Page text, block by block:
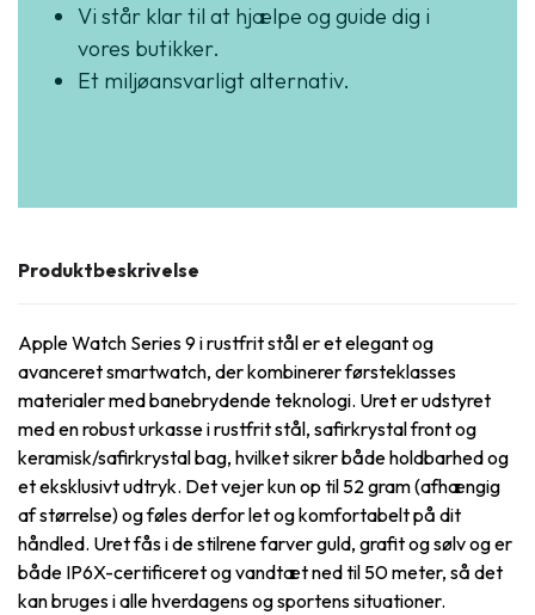
Vi står klar til at hjælpe og guide dig i
vores butikker.
Et miljøansvarligt alternativ.
Produktbeskrivelse
Apple Watch Series 9 i rustfrit stål er et elegant og
avanceret smartwatch, der kombinerer førsteklasses
materialer med banebrydende teknologi. Uret er udstyret
med en robust urkasse i rustfrit stål, safirkrystal front og
keramisk/safirkrystal bag, hvilket sikrer både holdbarhed og
et eksklusivt udtryk. Det vejer kun op til 52 gram (afhængig
af størrelse) og føles derfor let og komfortabelt på dit
håndled. Uret fås i de stilrene farver guld, grafit og sølv og er
både IP6X-certificeret og vandtæt ned til 50 meter, så det
kan bruges i alle hverdagens og sportens situationer.